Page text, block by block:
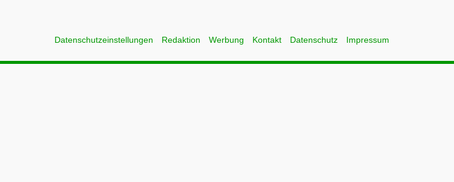
Datenschutzeinstellungen Redaktion Werbung Kontakt Datenschutz Impressum